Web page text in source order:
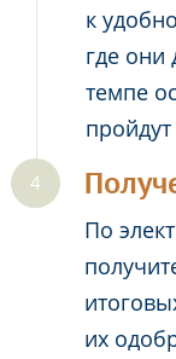
к
где они
темпе
По
их